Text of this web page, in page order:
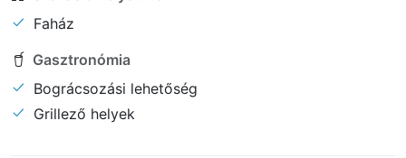
Faház
Gasztronómia
Bográcsozási lehetőség
Grillező helyek